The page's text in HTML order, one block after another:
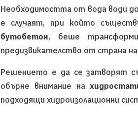
Необходимостта от вода води
е случаят, при който
бутобетон, беше
предизвикателство от страна
Решението е да се затворят
обърне внимание на
подходящи хидроизолационни